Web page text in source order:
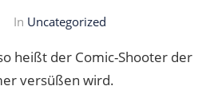
Von
In Uncategorized
heißt der Comic-Shooter der
versüßen wird.